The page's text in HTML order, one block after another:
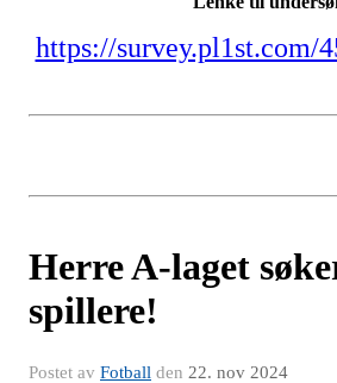
https://survey.pl1st.com/
Herre A-laget
spillere!
Postet av Fotball den 22. nov 2024